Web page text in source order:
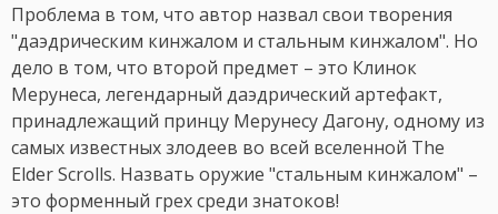
Проблема в том, что автор назвал свои творения
"даэдрическим кинжалом и стальным кинжалом". Но
дело в том, что второй предмет – это Клинок
Мерунеса, легендарный даэдрический артефакт,
принадлежащий принцу Мерунесу Дагону, одному из
самых известных злодеев во всей вселенной The
Elder Scrolls. Назвать оружие "стальным кинжалом" –
это форменный грех среди знатоков!